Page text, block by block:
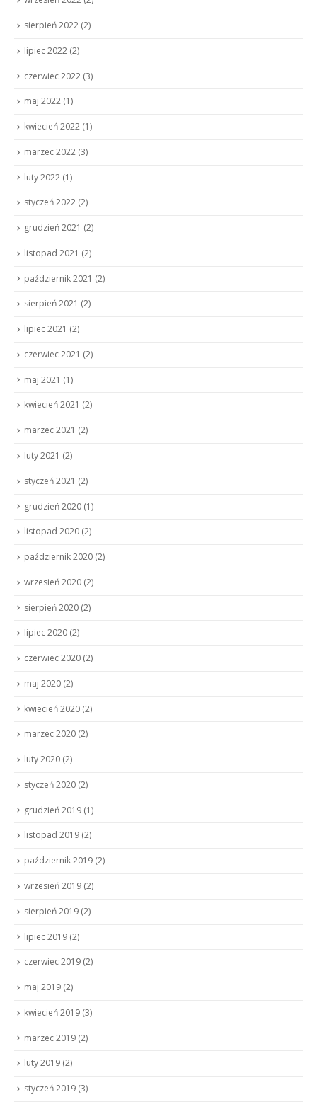
sierpień 2022 (2)
lipiec 2022 (2)
czerwiec 2022 (3)
maj 2022 (1)
kwiecień 2022 (1)
marzec 2022 (3)
luty 2022 (1)
styczeń 2022 (2)
grudzień 2021 (2)
listopad 2021 (2)
październik 2021 (2)
sierpień 2021 (2)
lipiec 2021 (2)
czerwiec 2021 (2)
maj 2021 (1)
kwiecień 2021 (2)
marzec 2021 (2)
luty 2021 (2)
styczeń 2021 (2)
grudzień 2020 (1)
listopad 2020 (2)
październik 2020 (2)
wrzesień 2020 (2)
sierpień 2020 (2)
lipiec 2020 (2)
czerwiec 2020 (2)
maj 2020 (2)
kwiecień 2020 (2)
marzec 2020 (2)
luty 2020 (2)
styczeń 2020 (2)
grudzień 2019 (1)
listopad 2019 (2)
październik 2019 (2)
wrzesień 2019 (2)
sierpień 2019 (2)
lipiec 2019 (2)
czerwiec 2019 (2)
maj 2019 (2)
kwiecień 2019 (3)
marzec 2019 (2)
luty 2019 (2)
styczeń 2019 (3)